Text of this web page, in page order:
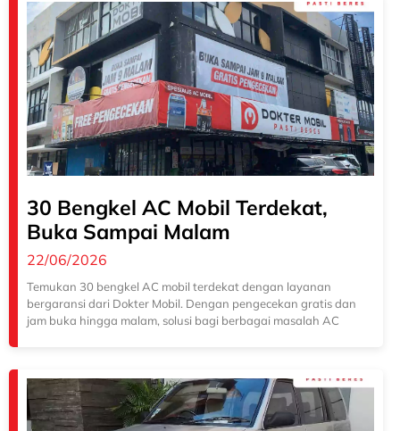
30 Bengkel AC Mobil Terdekat,
Buka Sampai Malam
22/06/2026
Temukan 30 bengkel AC mobil terdekat dengan layanan
bergaransi dari Dokter Mobil. Dengan pengecekan gratis dan
jam buka hingga malam, solusi bagi berbagai masalah AC